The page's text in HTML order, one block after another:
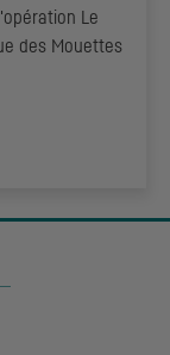
Le
des Mouettes